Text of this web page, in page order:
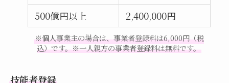
500億円以上 2,400,000円
※個人事業主の場合は、事業者登録料は6,000円（税
込）です。※一人親方の事業者登録料は無料です。
技能者登録